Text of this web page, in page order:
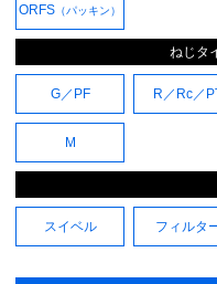
ORFS （パッキン）
ねじタ
G／ PF R／ Rc ／
M
スイベル フィルタ